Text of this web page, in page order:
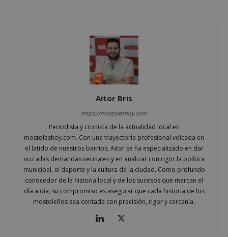
Aitor Bris
https://mostoleshoy.com
Periodista y cronista de la actualidad local en
mostoleshoy.com. Con una trayectoria profesional volcada en
el latido de nuestros barrios, Aitor se ha especializado en dar
voz a las demandas vecinales y en analizar con rigor la política
municipal, el deporte y la cultura de la ciudad. Como profundo
conocedor de la historia local y de los sucesos que marcan el
día a día, su compromiso es asegurar que cada historia de los
mostoleños sea contada con precisión, rigor y cercanía.
Cookies de preferencias
Cookies de funcionalidad
Cookies no clasificadas
funcionalidad principal del sitio web, como el
El sitio web no se puede utilizar correctamente sin
las cookies estrictamente necesarias.
Nombre
Proveedor/
Dominio
__cf_bm
Cloudflare Inc.
.x.com
29 minutos
56